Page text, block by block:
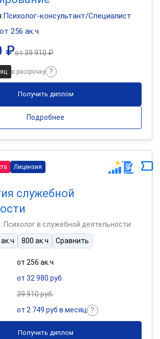
Психолог-консультант/Специалист
от 256 ак.ч
₽от39 910 ₽
в рассрочку
Получить диплом
Подробнее
Лицензия
служебной
Психолог в служебной деятельности
800 ак.ч Сравнить
от 256 ак.ч
от 32 980 руб.
39 910 руб.
от 2 749 руб в месяц
Получить диплом